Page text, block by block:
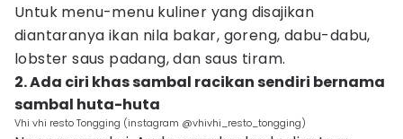
Untuk menu-menu kuliner yang disajikan
diantaranya ikan nila bakar, goreng, dabu-dabu,
lobster saus padang, dan saus tiram.
2. Ada ciri khas sambal racikan sendiri bernama
sambal huta-huta
Vhi vhi resto Tongging (instagram @vhivhi_resto_tongging)